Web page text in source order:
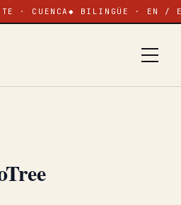
· CUENCA ◆ BILINGÜE · EN /